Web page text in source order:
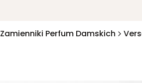
Zamienniki Perfum Damskich